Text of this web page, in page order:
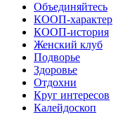
Объединяйтесь
КООП-характер
КООП-история
Женский клуб
Подворье
Здоровье
Отдохни
Круг интересов
Калейдоскоп